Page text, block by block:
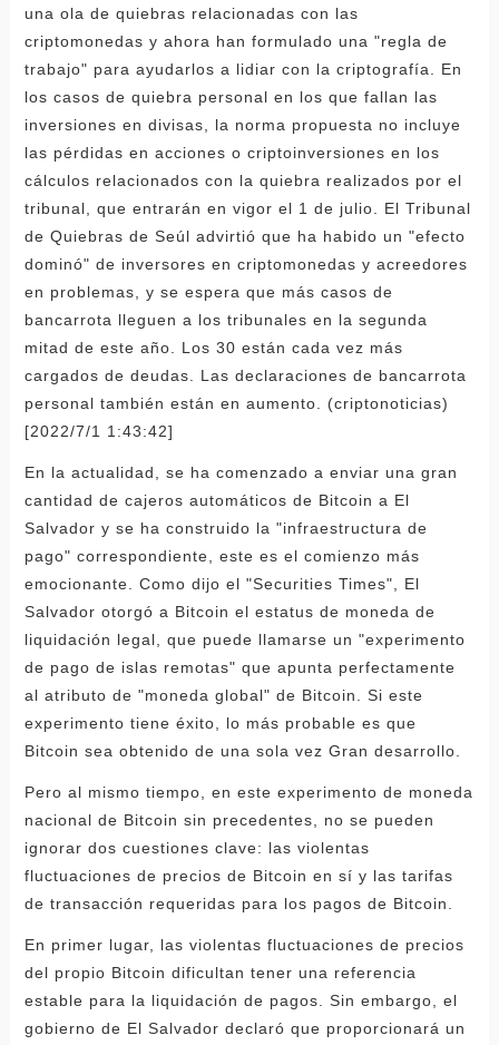
una ola de quiebras relacionadas con las
criptomonedas y ahora han formulado una "regla de
trabajo" para ayudarlos a lidiar con la criptografía. En
los casos de quiebra personal en los que fallan las
inversiones en divisas, la norma propuesta no incluye
las pérdidas en acciones o criptoinversiones en los
cálculos relacionados con la quiebra realizados por el
tribunal, que entrarán en vigor el 1 de julio. El Tribunal
de Quiebras de Seúl advirtió que ha habido un "efecto
dominó" de inversores en criptomonedas y acreedores
en problemas, y se espera que más casos de
bancarrota lleguen a los tribunales en la segunda
mitad de este año. Los 30 están cada vez más
cargados de deudas. Las declaraciones de bancarrota
personal también están en aumento. (criptonoticias)
[2022/7/1 1:43:42]
En la actualidad, se ha comenzado a enviar una gran
cantidad de cajeros automáticos de Bitcoin a El
Salvador y se ha construido la "infraestructura de
pago" correspondiente, este es el comienzo más
emocionante. Como dijo el "Securities Times", El
Salvador otorgó a Bitcoin el estatus de moneda de
liquidación legal, que puede llamarse un "experimento
de pago de islas remotas" que apunta perfectamente
al atributo de "moneda global" de Bitcoin. Si este
experimento tiene éxito, lo más probable es que
Bitcoin sea obtenido de una sola vez Gran desarrollo.
Pero al mismo tiempo, en este experimento de moneda
nacional de Bitcoin sin precedentes, no se pueden
ignorar dos cuestiones clave: las violentas
fluctuaciones de precios de Bitcoin en sí y las tarifas
de transacción requeridas para los pagos de Bitcoin.
En primer lugar, las violentas fluctuaciones de precios
del propio Bitcoin dificultan tener una referencia
estable para la liquidación de pagos. Sin embargo, el
gobierno de El Salvador declaró que proporcionará un